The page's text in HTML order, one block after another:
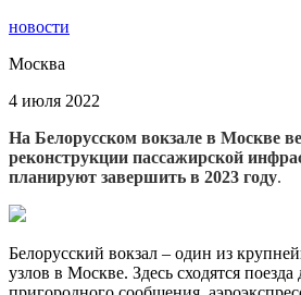
новости
Москва
4 июля 2022
На Белорусском вокзале в Москве
реконструкции пассажирской
планируют завершить в 2023 году.
Белорусский вокзал – один из
узлов в Москве. Здесь сходятся поезда